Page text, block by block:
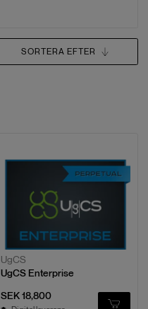
SORTERA EFTER
UgCS
UgCS Enterprise
SEK 18,800